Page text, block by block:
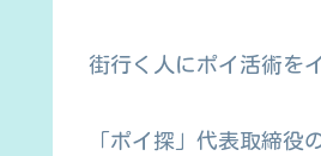
街行く人にポイ活術を
「ポイ探」代表取締役